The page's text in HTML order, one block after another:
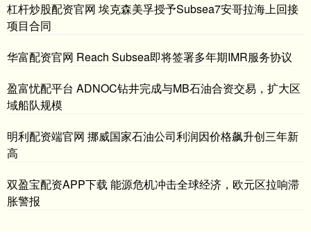
杠杆炒股配资官网 埃克森美孚授予Subsea7安哥拉海上回接
项目合同
华富配资官网 Reach Subsea即将签署多年期IMR服务协议
盈富忧配平台 ADNOC钻井完成与MB石油合资交易，扩大区
域船队规模
明利配资端官网 挪威国家石油公司利润因价格飙升创三年新
高
双盈宝配资APP下载 能源危机冲击全球经济，欧元区拉响滞
胀警报